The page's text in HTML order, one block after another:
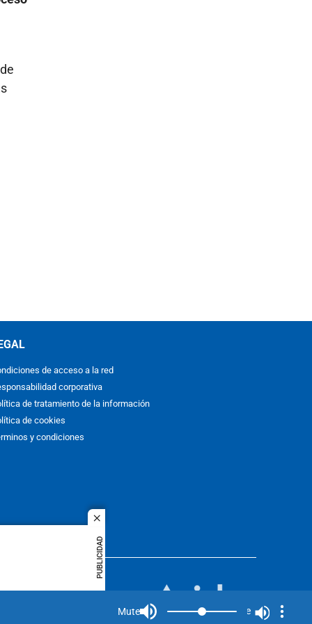
close
PUBLICIDAD
de acceso a la red
corporativa
de tratamiento de la información
de cookies
y condiciones
idioma
Mute Mute